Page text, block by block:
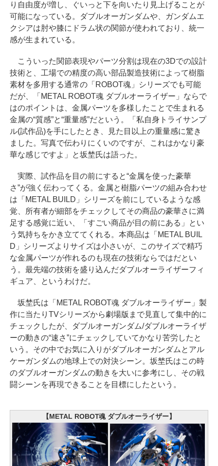
り自由度が増し、ぐいっと下を向いたり見上げることが
可能になっている。ダブルオーガンダムや、ガンダムエ
クシアは肘や膝にドラム状の関節が使われており、統一
感が生まれている。
こういった関節表現やパーツ分割は現在の3Dでの設計
技術と、工場での精度の高い部品製造技術によって樹脂
素材を多用する通常の「ROBOT魂」シリーズでも可能
だが、「METAL ROBOT魂 ダブルオーライザー」ならで
はのポイントは、金属パーツを多様したことで生まれる
金属の“質感”と“重量感”だという。「私自身トライサンプ
ル(試作品)を手にしたとき、見た目以上の重量感に驚き
ました。写真で伝わりにくいのですが、これはかなり豪
華な感じですよ」と坂埜氏は語った。
実際、試作品を目の前にすると“金属を使った豪華
さ”が強く伝わってくる。金属と樹脂パーツの組み合わせ
は「METAL BUILD」シリーズを前にしているような感
覚、所有者が細部をチェックしてその商品の豪華さに満
足する感覚に近い、「すごい商品が目の前にある」とい
う気持ちをかき立ててくれる。本商品は「METAL BUIL
D」シリーズよりサイズは小さいが、このサイズで精巧
な金属パーツが作れるのも現在の技術ならではだとい
う。最先端の技術を盛り込んだダブルオーライザーフィ
ギュア、というわけだ。
坂埜氏は「METAL ROBOT魂 ダブルオーライザー」製
作に当たりTVシリーズから劇場版まで見直して集中的に
チェックしたが、ダブルオーガンダム/ダブルオーライザ
ーの動きの“速さ”にチェックしていてかなり苦労したと
いう。その中でお気に入りがダブルオーガンダムとアル
ケーガンダムの地球上での対決シーン。坂埜氏はこの時
のダブルオーガンダムの動きを大いに参考にし、その戦
闘シーンを再現できることを目標にしたという。
【METAL ROBOT魂 ダブルオーライザー】